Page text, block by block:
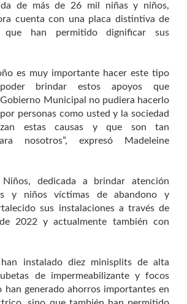
de más de 26 mil niñas y niños,
cuenta con una placa distintiva de
que han permitido dignificar sus
es muy importante hacer este tipo
brindar estos apoyos que
Municipal no pudiera hacerlo
personas como usted y la sociedad
estas causas y que son tan
nosotros”, expresó Madeleine
dedicada a brindar atención
y niños víctimas de abandono y
sus instalaciones a través de
2022 y actualmente también con
instalado diez minisplits de alta
de impermeabilizante y focos
han generado ahorros importantes en